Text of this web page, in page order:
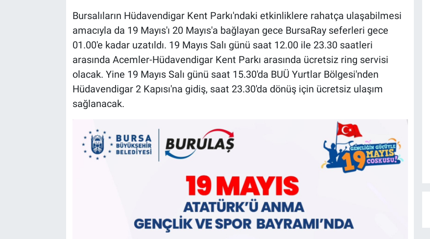
Bursalıların Hüdavendigar Kent Parkı'ndaki etkinliklere rahatça ulaşabilmesi
amacıyla da 19 Mayıs'ı 20 Mayıs'a bağlayan gece BursaRay seferleri gece
01.00'e kadar uzatıldı. 19 Mayıs Salı günü saat 12.00 ile 23.30 saatleri
arasında Acemler-Hüdavendigar Kent Parkı arasında ücretsiz ring servisi
olacak. Yine 19 Mayıs Salı günü saat 15.30'da BUÜ Yurtlar Bölgesi'nden
Hüdavendigar 2 Kapısı'na gidiş, saat 23.30'da dönüş için ücretsiz ulaşım
sağlanacak.